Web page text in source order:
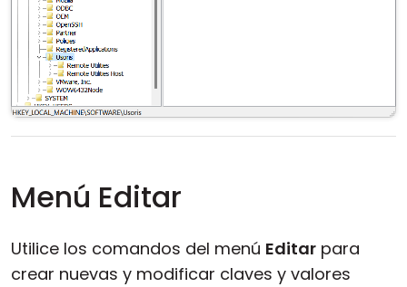
Menú Editar
Utilice los comandos del menú Editar para
crear nuevas y modificar claves y valores